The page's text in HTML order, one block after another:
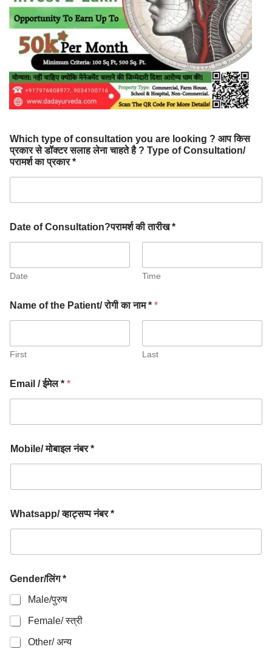
Which type of consultation you are looking ? आप किस
प्रकार से डॉक्टर सलाह लेना चाहते है ? Type of Consultation/
परामर्श का प्रकार *
Date of Consultation?परामर्श की तारीख *
Date Time
Name of the Patient/ रोगी का नाम * *
First Last
Email / ईमेल * *
Mobile/ मोबाइल नंबर *
Whatsapp/ व्हाट्सप्प नंबर *
Gender/लिंग *
Male/पुरुष
Female/ स्त्री
Other/ अन्य